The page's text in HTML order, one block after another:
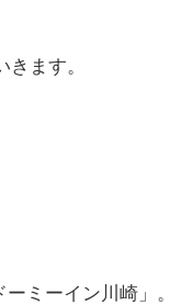
ます。
ミーイン川崎」。